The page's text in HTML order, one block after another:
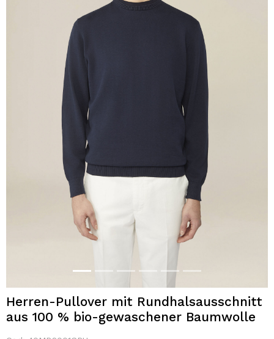
Herren-Pullover mit Rundhalsausschnitt
aus 100 % bio-gewaschener Baumwolle